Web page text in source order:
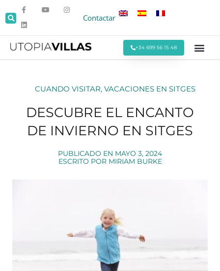
Contactar
+34 699 56 15 48
CUANDO VISITAR, VACACIONES EN SITGES
DESCUBRE EL ENCANTO
DE INVIERNO EN SITGES
PUBLICADO EN MAYO 3, 2024
ESCRITO PORMIRIAM BURKE